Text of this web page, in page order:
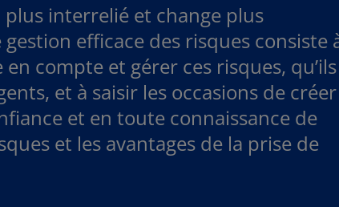
interrelié et change plus
efficace des risques consiste
compte et gérer ces risques, qu’ils
et à saisir les occasions de créer
et en toute connaissance de
et les avantages de la prise de